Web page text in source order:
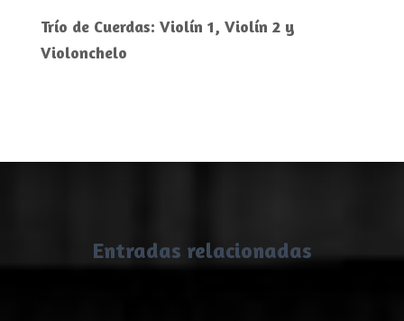
Trío de Cuerdas: Violín 1, Violín 2 y
Violonchelo
Entradas relacionadas